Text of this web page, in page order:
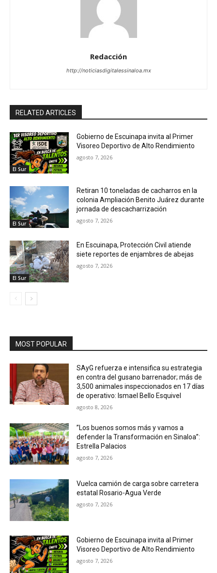
Redacción
http://noticiasdigitalessinaloa.mx
RELATED ARTICLES
El Sur
Gobierno de Escuinapa invita al Primer
Visoreo Deportivo de Alto Rendimiento
agosto 7, 2026
El Sur
Retiran 10 toneladas de cacharros en la
colonia Ampliación Benito Juárez durante
jornada de descacharrización
agosto 7, 2026
El Sur
En Escuinapa, Protección Civil atiende
siete reportes de enjambres de abejas
agosto 7, 2026
MOST POPULAR
SAyG refuerza e intensifica su estrategia
en contra del gusano barrenador; más de
3,500 animales inspeccionados en 17 días
de operativo: Ismael Bello Esquivel
agosto 8, 2026
”Los buenos somos más y vamos a
defender la Transformación en Sinaloa”:
Estrella Palacios
agosto 7, 2026
Vuelca camión de carga sobre carretera
estatal Rosario-Agua Verde
agosto 7, 2026
Gobierno de Escuinapa invita al Primer
Visoreo Deportivo de Alto Rendimiento
agosto 7, 2026